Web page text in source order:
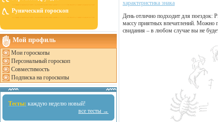
Рунический гороскоп
Мой профиль
Мои гороскопы
Персональный гороскоп
Совместимость
Подписка на гороскопы
Тесты: каждую неделю новый!
все тесты →
характеристика знака
День отлично подходит для
массу приятных впечатлений. Можно
свидания – в любом случае вы не